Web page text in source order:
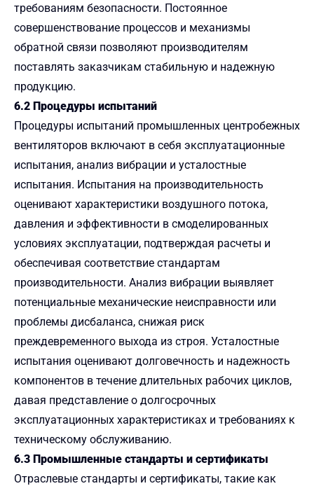
требованиям безопасности. Постоянное
совершенствование процессов и механизмы
обратной связи позволяют производителям
поставлять заказчикам стабильную и надежную
продукцию.
6.2 Процедуры испытаний
Процедуры испытаний промышленных центробежных
вентиляторов включают в себя эксплуатационные
испытания, анализ вибрации и усталостные
испытания. Испытания на производительность
оценивают характеристики воздушного потока,
давления и эффективности в смоделированных
условиях эксплуатации, подтверждая расчеты и
обеспечивая соответствие стандартам
производительности. Анализ вибрации выявляет
потенциальные механические неисправности или
проблемы дисбаланса, снижая риск
преждевременного выхода из строя. Усталостные
испытания оценивают долговечность и надежность
компонентов в течение длительных рабочих циклов,
давая представление о долгосрочных
эксплуатационных характеристиках и требованиях к
техническому обслуживанию.
6.3 Промышленные стандарты и сертификаты
Отраслевые стандарты и сертификаты, такие как